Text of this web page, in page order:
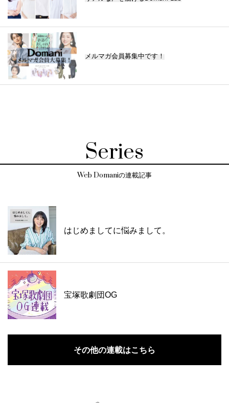
メルマガ会員募集中です！
Series
Web Domaniの連載記事
はじめましてに悩みまして。
宝塚歌劇団OG
その他の連載はこちら